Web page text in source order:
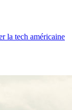
la tech américaine